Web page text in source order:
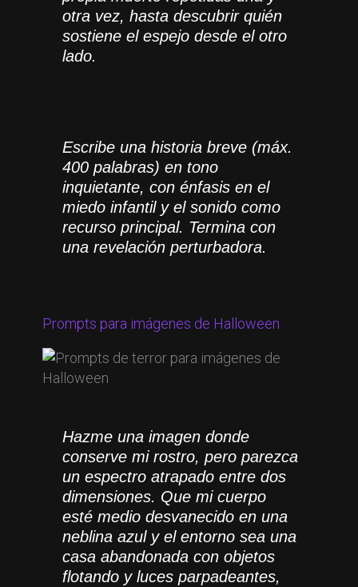
otra vez, hasta descubrir quién
sostiene el espejo desde el otro
lado.
Escribe una historia breve (máx.
400 palabras) en tono
inquietante, con énfasis en el
miedo infantil y el sonido como
recurso principal. Termina con
una revelación perturbadora.
Prompts para imágenes de Halloween
Hazme una imagen donde
conserve mi rostro, pero parezca
un espectro atrapado entre dos
dimensiones. Que mi cuerpo
esté medio desvanecido en una
neblina azul y el entorno sea una
casa abandonada con objetos
flotando y luces parpadeantes,